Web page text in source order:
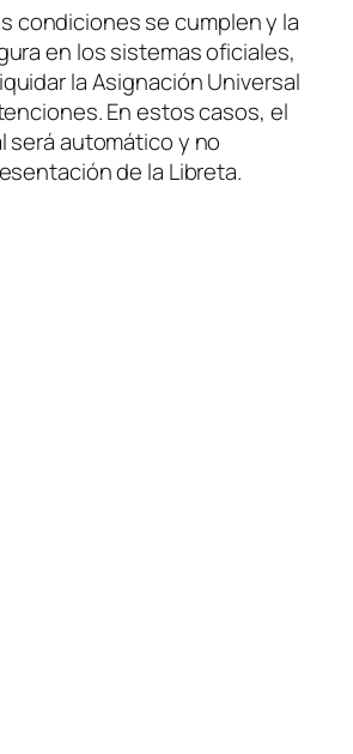
condiciones se cumplen y la
en los sistemas oficiales,
la Asignación Universal
En estos casos, el
será automático y no
de la Libreta.